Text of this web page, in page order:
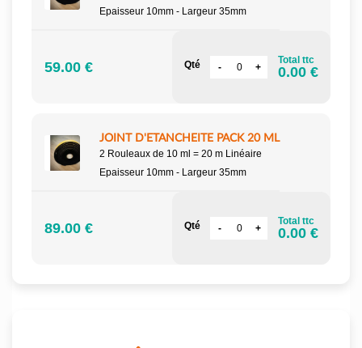
Epaisseur 10mm - Largeur 35mm
59.00 € Qté Total ttc
0.00 €
JOINT D'ETANCHEITE PACK 20 ML
2 Rouleaux de 10 ml = 20 m Linéaire
Epaisseur 10mm - Largeur 35mm
89.00 € Qté Total ttc
0.00 €